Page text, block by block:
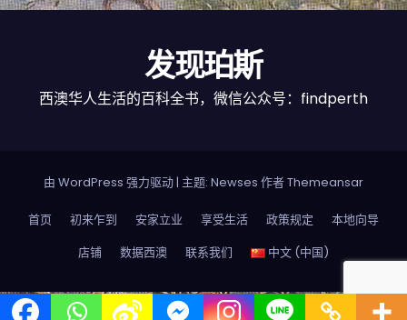
发现珀斯
西澳华人生活的百科全书，微信公众号：findperth
由 WordPress 强力驱动| 主题: Newses 作者Themeansar
首页 初来乍到 安家立业 享受生活 政策规定
本地向导
店铺
数据西澳 联系我们 中文 (中国)